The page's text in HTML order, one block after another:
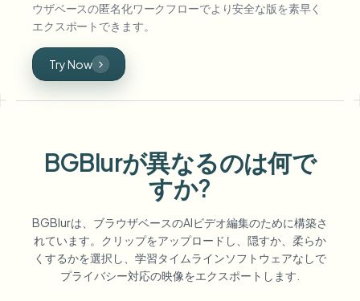
ウザベースの匿名化ワークフローでより安全な版を素早く
エクスポートできます。
Try Now
BGBlurが異なるのは何で
すか?
BGBlurは、ブラウザベースのAIビデオ編集のために構築さ
れています。クリップをアップロードし、隠すか、柔らか
くするかを選択し、学習タイムラインソフトウェアなしで
プライバシー対応の映像をエクスポートします.